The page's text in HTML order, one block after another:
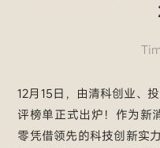
12月15日，由清科创业、
评榜单正式出炉！作为新
零凭借领先的科技创新实